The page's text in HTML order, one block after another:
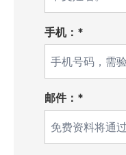
手机：*
邮件：*